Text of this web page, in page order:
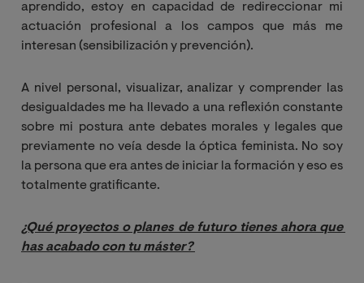
aprendido, estoy en capacidad de redireccionar mi
actuación profesional a los campos que más me
interesan (sensibilización y prevención).
A nivel personal, visualizar, analizar y comprender las
desigualdades me ha llevado a una reflexión constante
sobre mi postura ante debates morales y legales que
previamente no veía desde la óptica feminista. No soy
la persona que era antes de iniciar la formación y eso es
totalmente gratificante.
¿Qué proyectos o planes de futuro tienes ahora que
has acabado con tu máster?